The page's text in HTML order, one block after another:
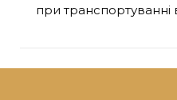
при транспортуванні